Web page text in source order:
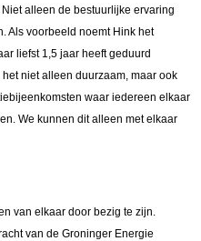
alleen de bestuurlijke ervaring
Als voorbeeld noemt Hink het
liefst 1,5 jaar heeft geduurd
het niet alleen duurzaam, maar ook
waar iedereen elkaar
We kunnen dit alleen met elkaar
van elkaar door bezig te zijn.
van de Groninger Energie